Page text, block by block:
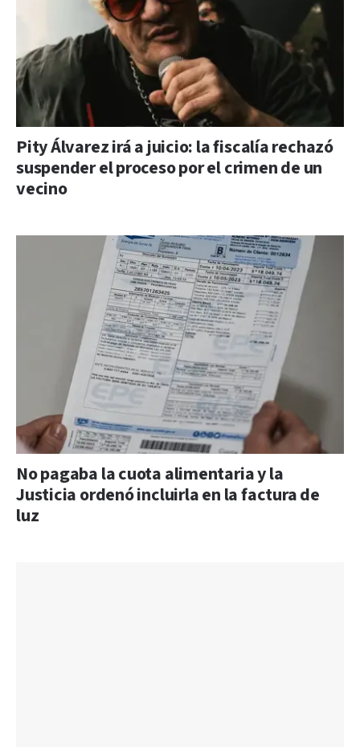
Pity Álvarez irá a juicio: la fiscalía rechazó
suspender el proceso por el crimen de un
vecino
No pagaba la cuota alimentaria y la
Justicia ordenó incluirla en la factura de
luz